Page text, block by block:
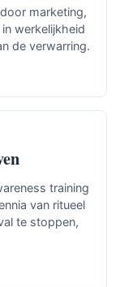
marketing,
werkelijkheid
de verwarring.
training
van ritueel
te stoppen,